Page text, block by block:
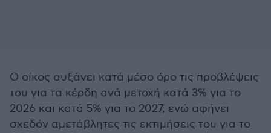
Ο οίκος αυξάνει κατά μέσο όρο τις προβλέψεις
του για τα κέρδη ανά μετοχή κατά 3% για το
2026 και κατά 5% για το 2027, ενώ αφήνει
σχεδόν αμετάβλητες τις εκτιμήσεις του για το